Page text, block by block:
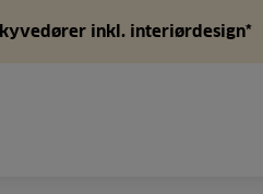
inkl. interiørdesign*